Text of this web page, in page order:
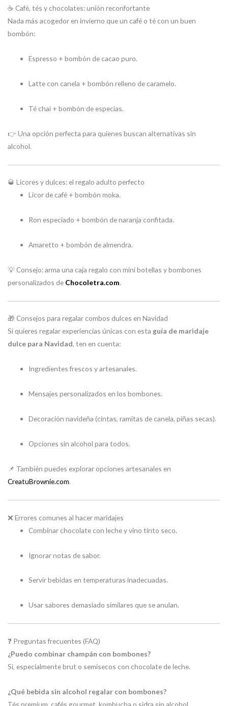
☕ Café, tés y chocolates: unión reconfortante
Nada más acogedor en invierno que un café o té con un buen
bombón:
Espresso + bombón de cacao puro.
Latte con canela + bombón relleno de caramelo.
Té chai + bombón de especias.
👉 Una opción perfecta para quienes buscan alternativas sin
alcohol.
🥃 Licores y dulces: el regalo adulto perfecto
Licor de café + bombón moka.
Ron especiado + bombón de naranja confitada.
Amaretto + bombón de almendra.
💡 Consejo: arma una caja regalo con mini botellas y bombones
personalizados de Chocoletra.com.
🎁 Consejos para regalar combos dulces en Navidad
Si quieres regalar experiencias únicas con esta guía de maridaje
dulce para Navidad, ten en cuenta:
Ingredientes frescos y artesanales.
Mensajes personalizados en los bombones.
Decoración navideña (cintas, ramitas de canela, piñas secas).
Opciones sin alcohol para todos.
📌 También puedes explorar opciones artesanales en
CreatuBrownie.com.
❌ Errores comunes al hacer maridajes
Combinar chocolate con leche y vino tinto seco.
Ignorar notas de sabor.
Servir bebidas en temperaturas inadecuadas.
Usar sabores demasiado similares que se anulan.
❓ Preguntas frecuentes (FAQ)
¿Puedo combinar champán con bombones?
Sí, especialmente brut o semisecos con chocolate de leche.
¿Qué bebida sin alcohol regalar con bombones?
Tés premium, cafés gourmet, kombucha o sidra sin alcohol.